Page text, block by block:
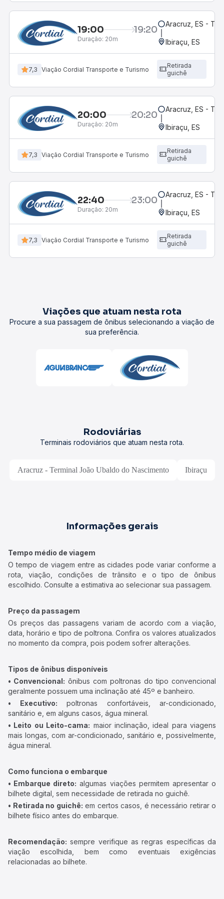
19:00 19:20
Duração: 20m
Aracruz, ES -
Ibiraçu, ES
7,3 Viação Cordial Transporte e Turismo
Retirada
guichê
20:00 20:20
Duração: 20m
Aracruz, ES -
Ibiraçu, ES
7,3 Viação Cordial Transporte e Turismo
Retirada
guichê
22:40 23:00
Duração: 20m
Aracruz, ES -
Ibiraçu, ES
7,3 Viação Cordial Transporte e Turismo
Retirada
guichê
Viações que atuam nesta rota
Procure a sua passagem de ônibus selecionando a viação de
sua preferência.
Rodoviárias
Terminais rodoviários que atuam nesta rota.
Aracruz - Terminal João Ubaldo do Nascimento Ibiraçu
Informações gerais
Tempo médio de viagem
O tempo de viagem entre as cidades pode variar conforme a
rota, viação, condições de trânsito e o tipo de ônibus
escolhido. Consulte a estimativa ao selecionar sua passagem.
Preço da passagem
Os preços das passagens variam de acordo com a viação,
data, horário e tipo de poltrona. Confira os valores atualizados
no momento da compra, pois podem sofrer alterações.
Tipos de ônibus disponíveis
• Convencional: ônibus com poltronas do tipo convencional
geralmente possuem uma inclinação até 45º e banheiro.
• Executivo: poltronas confortáveis, ar-condicionado,
sanitário e, em alguns casos, água mineral.
• Leito ou Leito-cama: maior inclinação, ideal para viagens
mais longas, com ar-condicionado, sanitário e, possivelmente,
água mineral.
Como funciona o embarque
• Embarque direto: algumas viações permitem apresentar o
bilhete digital, sem necessidade de retirada no guichê.
• Retirada no guichê: em certos casos, é necessário retirar o
bilhete físico antes do embarque.
Recomendação: sempre verifique as regras específicas da
viação escolhida, bem como eventuais exigências
relacionadas ao bilhete.